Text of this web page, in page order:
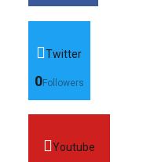
Twitter
0Followers
Youtube